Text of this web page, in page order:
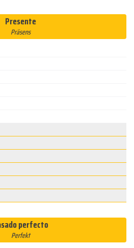
Presente
Präsens
perfecto
Perfekt